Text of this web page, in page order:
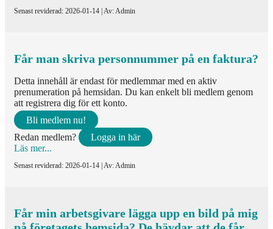
Senast reviderad: 2026-01-14 | Av: Admin
Får man skriva personnummer på en faktura?
Detta innehåll är endast för medlemmar med en aktiv
prenumeration på hemsidan. Du kan enkelt bli medlem genom
att registrera dig för ett konto.
Bli medlem nu!
Redan medlem?
Logga in här
Läs mer...
Senast reviderad: 2026-01-14 | Av: Admin
Får min arbetsgivare lägga upp en bild på mig